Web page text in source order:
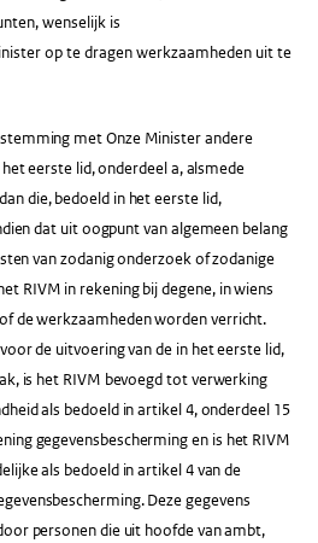
wenselijk is
op te dragen werkzaamheden uit te
met Onze Minister andere
eerste lid, onderdeel a, alsmede
die, bedoeld in het eerste lid,
dat uit oogpunt van algemeen belang
van zodanig onderzoek of zodanige
RIVM in rekening bij degene, in wiens
de werkzaamheden worden verricht.
de uitvoering van de in het eerste lid,
is het RIVM bevoegd tot verwerking
als bedoeld in artikel 4, onderdeel 15
gegevensbescherming en is het RIVM
als bedoeld in artikel 4 van de
Deze gegevens
personen die uit hoofde van ambt,